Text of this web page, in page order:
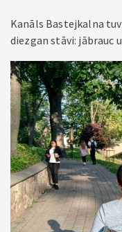
Kanāls Bastejkalna
diezgan stāvi: jābrauc